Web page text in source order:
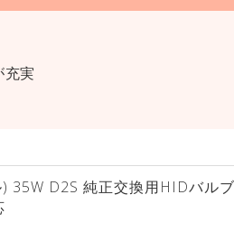
実
35W D2S 純正交換用HIDバル